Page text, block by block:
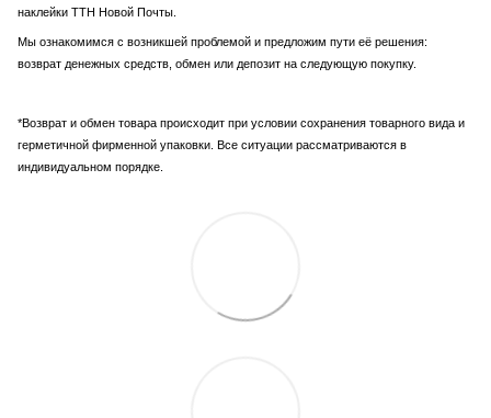
наклейки ТТН Новой Почты.
Мы ознакомимся с возникшей проблемой и предложим пути её решения:
возврат денежных средств, обмен или депозит на следующую покупку.
*Возврат и обмен товара происходит при условии сохранения товарного вида и
герметичной фирменной упаковки. Все ситуации рассматриваются в
индивидуальном порядке.